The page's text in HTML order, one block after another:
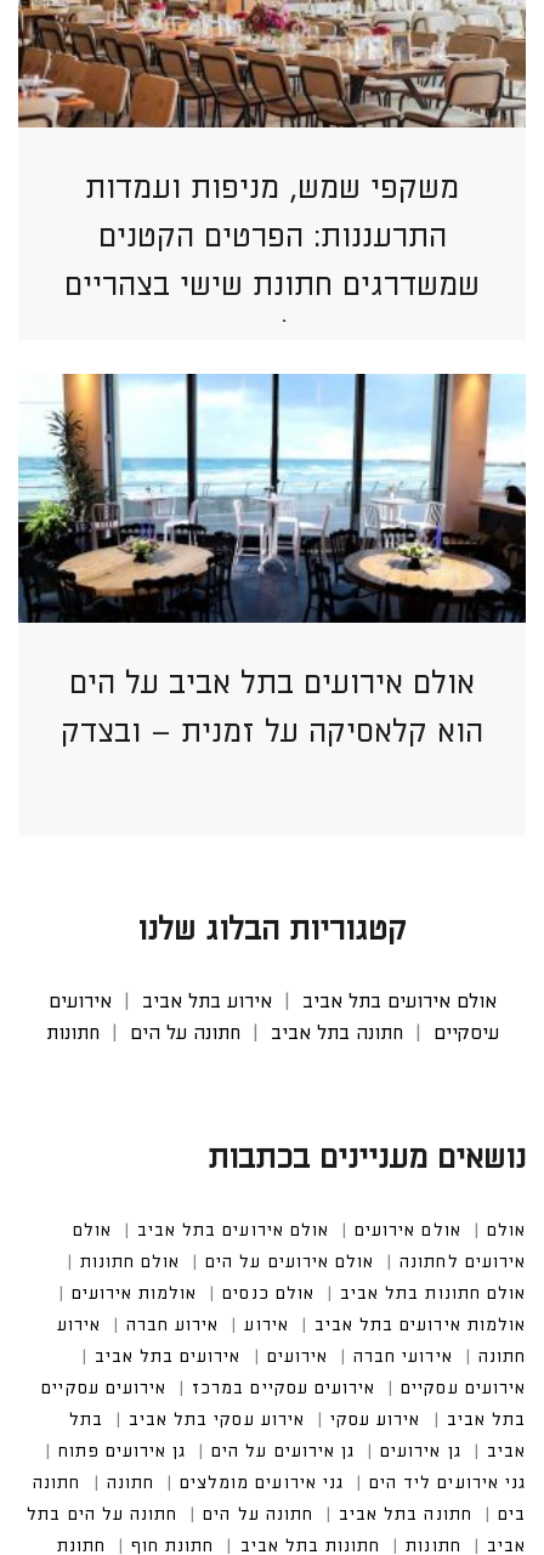
משקפי שמש, מניפות ועמדות
התרעננות: הפרטים הקטנים
שמשדרגים חתונת שישי בצהריים
אולם אירועים בתל אביב על הים
הוא קלאסיקה על זמנית – ובצדק
קטגוריות הבלוג שלנו
אולם אירועים בתל אביב אירוע בתל אביב
אירועים
עיסקיים
חתונה בתל אביב חתונה על הים חתונות
נושאים מעניינים בכתבות
אולם אולם אירועים אולם אירועים בתל אביב
אולם אי
רועים לחתונה
אולם אירועים על הים
אולם חתונות
אולם חתונות בתל אביב
אולם כנסים
אולמות אירועים
אולמות אירועים בתל אביב
אירועים בתל אביב
אירועים עסקיים במרכז
אירועים עסקיים בתל אביב